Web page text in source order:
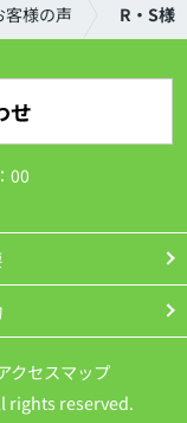
客様の声 R・S様
せ
00
クセスマップ
rights reserved.